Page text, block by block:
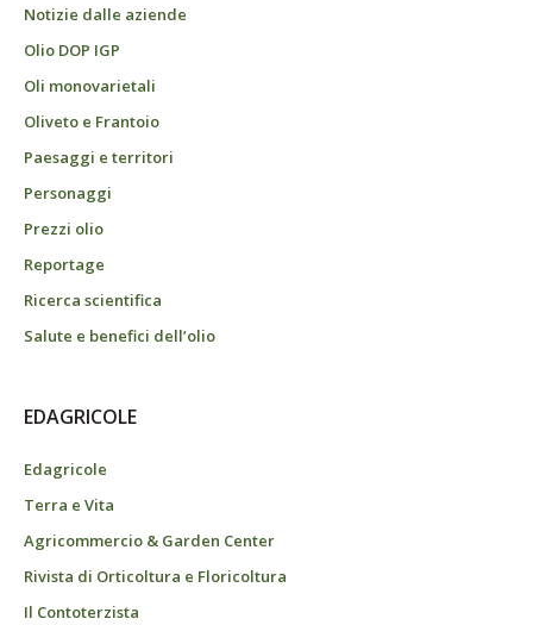
Notizie dalle aziende
Olio DOP IGP
Oli monovarietali
Oliveto e Frantoio
Paesaggi e territori
Personaggi
Prezzi olio
Reportage
Ricerca scientifica
Salute e benefici dell’olio
EDAGRICOLE
Edagricole
Terra e Vita
Agricommercio & Garden Center
Rivista di Orticoltura e Floricoltura
Il Contoterzista